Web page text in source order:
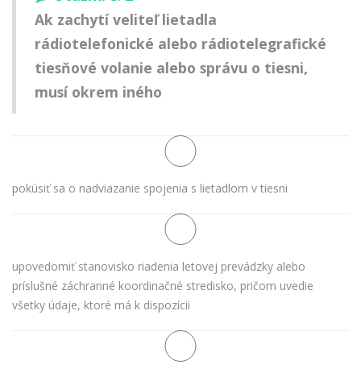
Ak zachytí veliteľ lietadla
rádiotelefonické alebo rádiotelegrafické
tiesňové volanie alebo správu o tiesni,
musí okrem iného
pokúsiť sa o nadviazanie spojenia s lietadlom v tiesni
upovedomiť stanovisko riadenia letovej prevádzky alebo
príslušné záchranné koordinačné stredisko, pričom uvedie
všetky údaje, ktoré má k dispozícii